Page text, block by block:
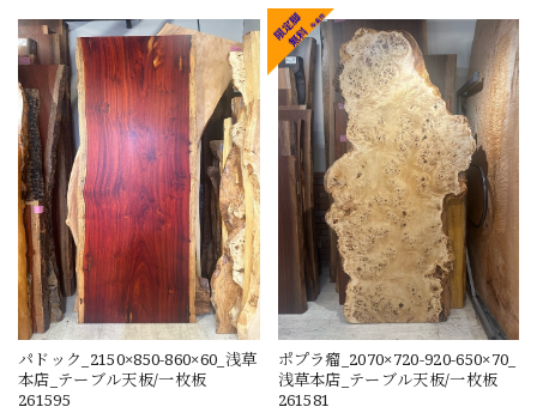
パドック_2150×850-860×60_浅草
本店_テーブル天板/一枚板
261595
ポプラ瘤_2070×720-920-650×70_
浅草本店_テーブル天板/一枚板
261581